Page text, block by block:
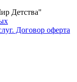
Детства"
Договор оферта